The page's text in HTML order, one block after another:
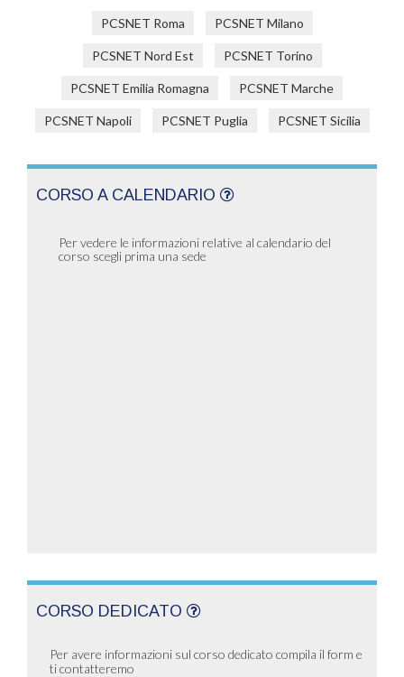
PCSNET Roma PCSNET Milano
PCSNET Nord Est PCSNET Torino
PCSNET Emilia Romagna PCSNET Marche
PCSNET Napoli PCSNET Puglia PCSNET Sicilia
CORSO A CALENDARIO
Per vedere le informazioni relative al calendario del
corso scegli prima una sede
CORSO DEDICATO
Per avere informazioni sul corso dedicato compila il form e
ti contatteremo